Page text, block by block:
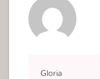
Gloria